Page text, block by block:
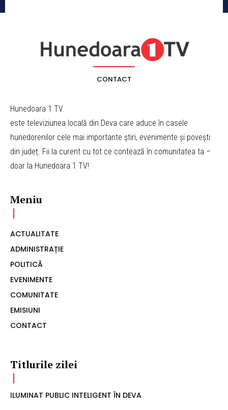
CONTACT
Hunedoara 1 TV
este televiziunea locală din Deva care aduce în casele
hunedorenilor cele mai importante știri, evenimente și povești
din județ. Fii la curent cu tot ce contează în comunitatea ta –
doar la Hunedoara 1 TV!
Meniu
ACTUALITATE
ADMINISTRAȚIE
POLITICĂ
EVENIMENTE
COMUNITATE
EMISIUNI
CONTACT
Titlurile zilei
ILUMINAT PUBLIC INTELIGENT ÎN DEVA